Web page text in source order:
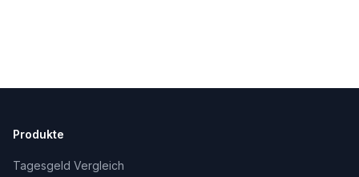
Produkte
Tagesgeld Vergleich